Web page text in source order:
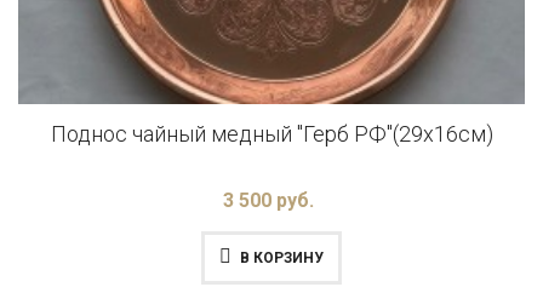
Поднос чайный медный "Герб РФ"(29x16см)
3 500 руб.
В КОРЗИНУ